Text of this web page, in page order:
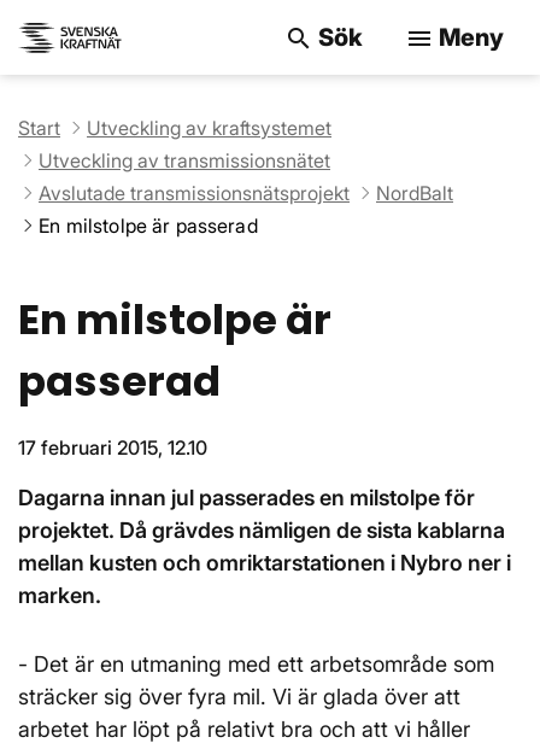
search Sök menu Meny
Start
Utveckling av kraftsystemet
Utveckling av transmissionsnätet
Avslutade transmissionsnätsprojekt
NordBalt
En milstolpe är passerad
En milstolpe är
passerad
17 februari 2015, 12.10
Dagarna innan jul passerades en milstolpe för
projektet. Då grävdes nämligen de sista kablarna
mellan kusten och omriktarstationen i Nybro ner i
marken.
- Det är en utmaning med ett arbetsområde som
sträcker sig över fyra mil. Vi är glada över att
arbetet har löpt på relativt bra och att vi håller